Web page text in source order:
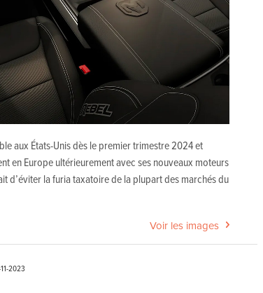
aux États-Unis dès le premier trimestre 2024 et
en Europe ultérieurement avec ses nouveaux moteurs
d’éviter la furia taxatoire de la plupart des marchés du
Voir les images
2023